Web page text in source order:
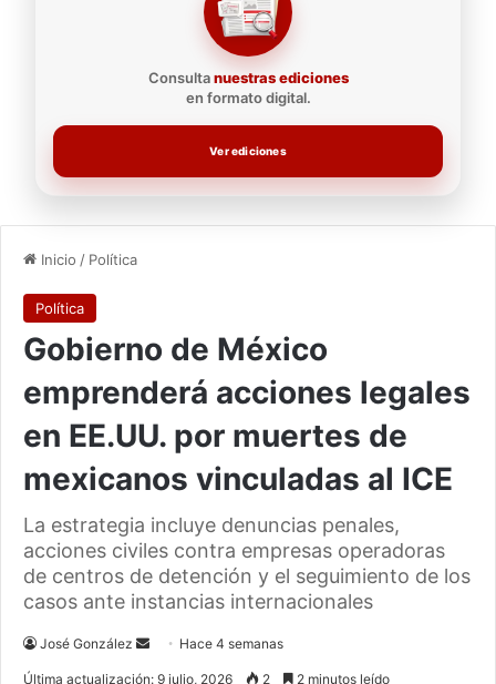
Consultanuestras ediciones
en formato digital.
Ver ediciones
Inicio / Política
Política
Gobierno de México
emprenderá acciones legales
en EE.UU. por muertes de
mexicanos vinculadas al ICE
La estrategia incluye denuncias penales,
acciones civiles contra empresas operadoras
de centros de detención y el seguimiento de los
casos ante instancias internacionales
José González
Send Hace 4 semanas
Última actualización: 9 julio, 2026 2 2 minutos leído